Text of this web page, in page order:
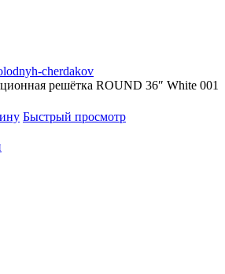
решётка ROUND 36″ White 001
Быстрый просмотр